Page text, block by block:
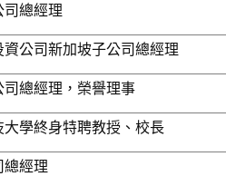
司總經理
公司新加坡子公司總經理
總經理，榮譽理事
大學終身特聘教授、校長
總經理